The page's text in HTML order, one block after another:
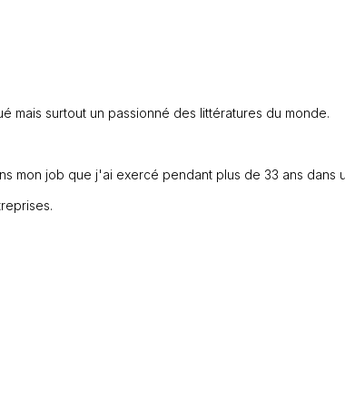
mais surtout un passionné des littératures du monde.
mon job que j'ai exercé pendant plus de 33 ans dans